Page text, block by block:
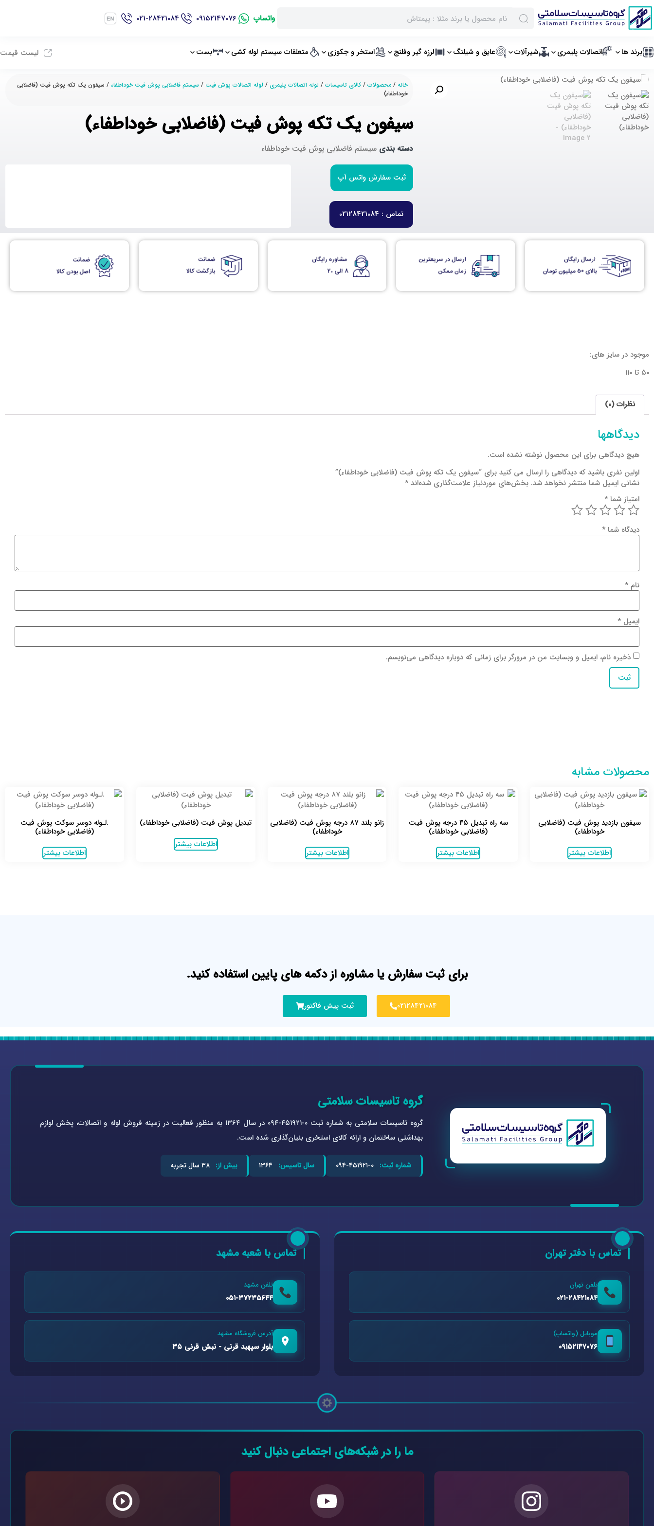
واتساپ 021-28421084 09152147076
برند ها اتصالات پلیمری شیرآلات عایق و شیلنگ لرزه گیر وفلنج استخر و جکوزی متعلقات سیستم لوله کشی بست لیست قیمت
خانه / محصولات/ کالای تاسیسات/ لوله اتصالات پلیمری / لوله اتصالات پوش فیت / سیستم فاضلابی پوش فیت خوداطفاء/ سیفون یک تکه پوش فیت (فاضلابی
خوداطفاء)
سیفون یک تکه پوش فیت (فاضلابی خوداطفاء)
دسته بندی سیستم فاضلابی پوش فیت خوداطفاء
ثبت سفارش واتس آپ
تماس : 02128421084
موجود در سایز های:
۵۰ تا ۱۱۰
نظرات (0)
دیدگاهها
هیچ دیدگاهی برای این محصول نوشته نشده است.
اولین نفری باشید که دیدگاهی را ارسال می کنید برای “سیفون یک تکه پوش فیت (فاضلابی خوداطفاء)”
نشانی ایمیل شما منتشر نخواهد شد. بخش‌های موردنیاز علامت‌گذاری شده‌اند *
امتیاز شما *
دیدگاه شما *
نام *
ایمیل *
ذخیره نام، ایمیل و وبسایت من در مرورگر برای زمانی که دوباره دیدگاهی می‌نویسم.
محصولات مشابه
سیفون بازدید پوش فیت (فاضلابی
خوداطفاء)
اطلاعات بیشتر
سه راه تبدیل ۴۵ درجه پوش فیت
(فاضلابی خوداطفاء)
اطلاعات بیشتر
زانو بلند ۸۷ درجه پوش فیت (فاضلابی
خوداطفاء)
اطلاعات بیشتر
تبدیل پوش فیت (فاضلابی خوداطفاء)
اطلاعات بیشتر
.لـوله دوسر سوکت پوش فیت
(فاضلابی خوداطفاء)
اطلاعات بیشتر
برای ثبت سفارش یا مشاوره از دکمه های پایین استفاده کنید.
02128421084 ثبت پیش فاکتور
گروه تاسیسات سلامتی
گروه تاسیسات سلامتی به شماره ثبت ۰-۴۵۱۹۲۱-۰۹۴ در سال ۱۳۶۴ به منظور فعالیت در زمینه فروش لوله و اتصالات، پخش لوازم
بهداشتی ساختمان و ارائه کالای استخری بنیان‌گذاری شده است.
شماره ثبت: ۰-۴۵۱۹۲۱-۰۹۴ سال تاسیس: بیش از: ۳۸ سال تجربه
تماس با دفتر تهران
تلفن تهران
۰۲۱-۲۸۴۲۱۰۸۴
موبایل (واتساپ)
۰۹۱۵۲۱۴۷۰۷۶
تماس با شعبه مشهد
تلفن مشهد
۰۵۱-۳۷۲۳۵۶۴۴
آدرس فروشگاه مشهد
بلوار سپهبد قرنی - نبش قرنی ۳۵
ما را در شبکه‌های اجتماعی دنبال کنید